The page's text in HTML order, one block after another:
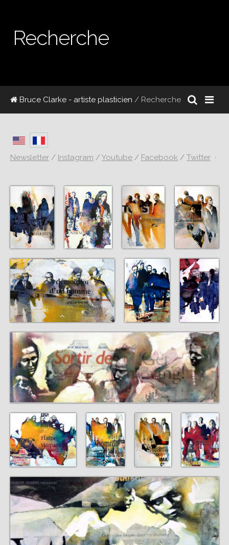
Recherche
Bruce Clarke - artiste plasticien / Recherche
Newsletter / Instagram /Youtube / Facebook / Twitter ·